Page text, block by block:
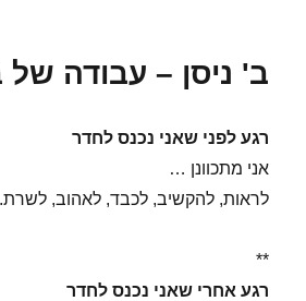
ב' ניסן – עבודה של
רגע לפני שאני נכנס לחדר
אני מתכוונן …
לראות, להקשיב, לכבד, לאהוב, לשרת.
**
רגע אחרי שאני נכנס לחדר